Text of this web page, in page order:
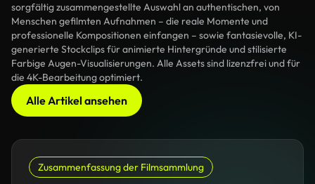
sorgfältig zusammengestellte Auswahl an authentischen, von
Menschen gefilmten Aufnahmen – die reale Momente und
professionelle Kompositionen einfangen – sowie fantasievolle, KI-
generierte Stockclips für animierte Hintergründe und stilisierte
Farbige Augen-Visualisierungen. Alle Assets sind lizenzfrei und für
die 4K-Bearbeitung optimiert.
Alle Artikel ansehen
Zusammenfassung der Filmsammlung